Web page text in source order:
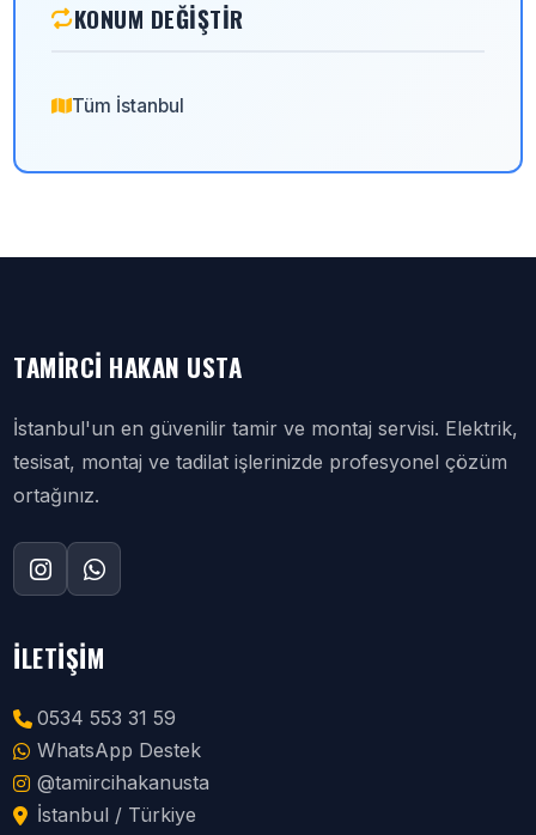
KONUM DEĞIŞTIR
Tüm İstanbul
TAMIRCI HAKAN USTA
İstanbul'un en güvenilir tamir ve montaj servisi. Elektrik,
tesisat, montaj ve tadilat işlerinizde profesyonel çözüm
ortağınız.
İLETIŞIM
0534 553 31 59
WhatsApp Destek
@tamircihakanusta
İstanbul / Türkiye